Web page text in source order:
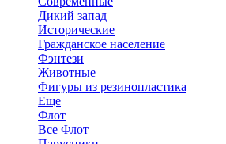
Дикий запад
Исторические
Гражданское население
Фэнтези
Животные
Фигуры из резинопластика
Еще
Флот
Все Флот